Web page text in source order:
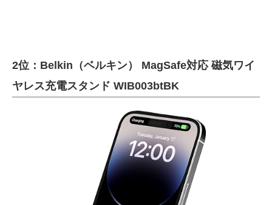
2位：Belkin（ベルキン） MagSafe対応 磁気ワイ
ヤレス充電スタンド WIB003btBK